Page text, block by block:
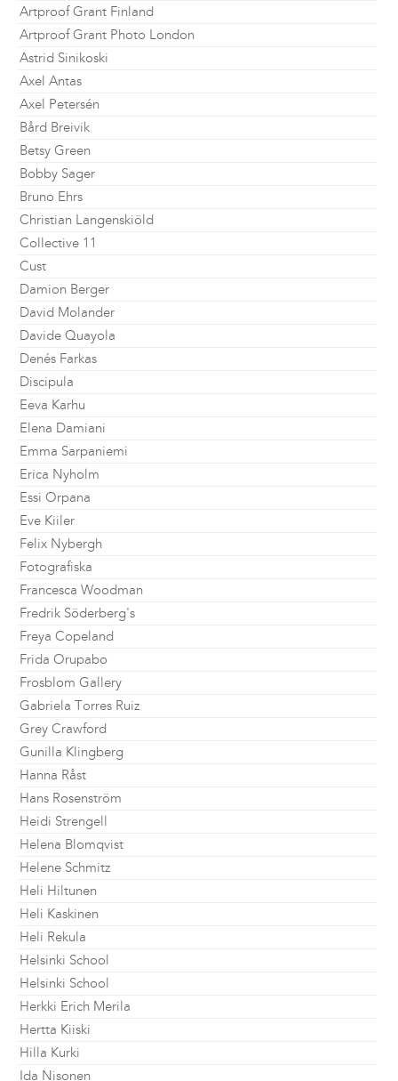
Artproof Grant Finland
Artproof Grant Photo London
Astrid Sinikoski
Axel Antas
Axel Petersén
Bård Breivik
Betsy Green
Bobby Sager
Bruno Ehrs
Christian Langenskiöld
Collective 11
Cust
Damion Berger
David Molander
Davide Quayola
Denés Farkas
Discipula
Eeva Karhu
Elena Damiani
Emma Sarpaniemi
Erica Nyholm
Essi Orpana
Eve Kiiler
Felix Nybergh
Fotografiska
Francesca Woodman
Fredrik Söderberg's
Freya Copeland
Frida Orupabo
Frosblom Gallery
Gabriela Torres Ruiz
Grey Crawford
Gunilla Klingberg
Hanna Råst
Hans Rosenström
Heidi Strengell
Helena Blomqvist
Helene Schmitz
Heli Hiltunen
Heli Kaskinen
Heli Rekula
Helsinki School
Helsinki School
Herkki Erich Merila
Hertta Kiiski
Hilla Kurki
Ida Nisonen